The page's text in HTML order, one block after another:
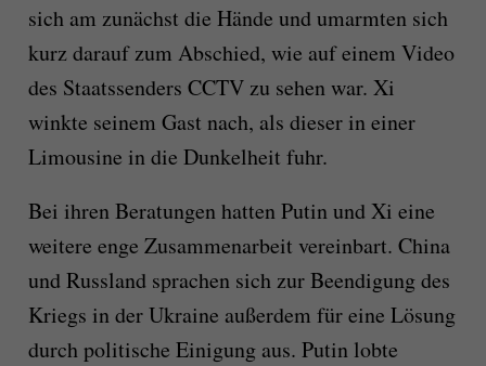
sich am zunächst die Hände und umarmten sich
kurz darauf zum Abschied, wie auf einem Video
des Staatssenders CCTV zu sehen war. Xi
winkte seinem Gast nach, als dieser in einer
Limousine in die Dunkelheit fuhr.
Bei ihren Beratungen hatten Putin und Xi eine
weitere enge Zusammenarbeit vereinbart. China
und Russland sprachen sich zur Beendigung des
Kriegs in der Ukraine außerdem für eine Lösung
durch politische Einigung aus. Putin lobte